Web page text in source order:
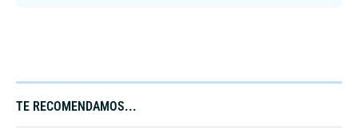
TE RECOMENDAMOS...